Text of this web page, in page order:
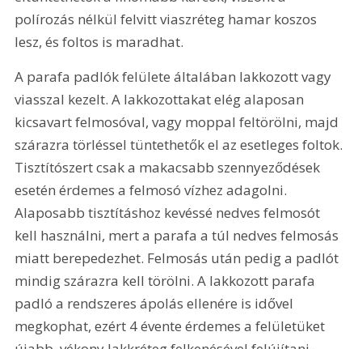
polírozás nélkül felvitt viaszréteg hamar koszos
lesz, és foltos is maradhat.
A parafa padlók felülete általában lakkozott vagy
viasszal kezelt. A lakkozottakat elég alaposan
kicsavart felmosóval, vagy moppal feltörölni, majd
szárazra törléssel tüntethetők el az esetleges foltok.
Tisztítószert csak a makacsabb szennyeződések
esetén érdemes a felmosó vízhez adagolni.
Alaposabb tisztításhoz kevéssé nedves felmosót
kell használni, mert a parafa a túl nedves felmosás
miatt berepedezhet. Felmosás után pedig a padlót
mindig szárazra kell törölni. A lakkozott parafa
padló a rendszeres ápolás ellenére is idővel
megkophat, ezért 4 évente érdemes a felületüket